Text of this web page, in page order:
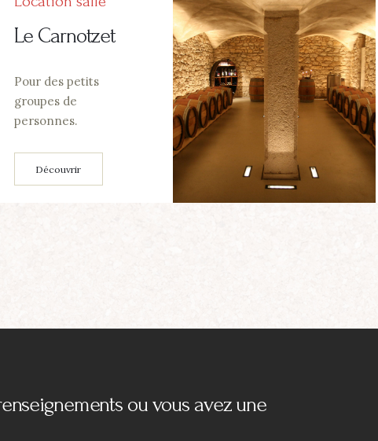
Le Carnotzet
Pour des petits
groupes de
personnes.
Découvrir
ou vous avez une